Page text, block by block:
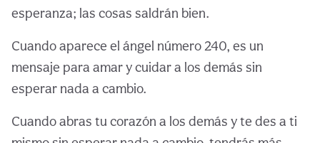
esperanza; las cosas saldrán bien.
Cuando aparece el ángel número 240, es un
mensaje para amar y cuidar a los demás sin
esperar nada a cambio.
Cuando abras tu corazón a los demás y te des a ti